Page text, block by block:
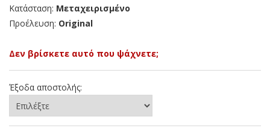
Κατάσταση: Μεταχειρισμένο
Προέλευση: Original
Δεν βρίσκετε αυτό που ψάχνετε;
Έξοδα αποστολής: